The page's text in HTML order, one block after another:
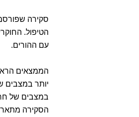
הטיפול.
עם ההורים.
הממצאים
יותר במצבים
במצבים של
הסקירה